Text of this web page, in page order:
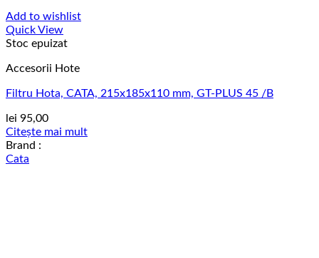
Add to wishlist
Quick View
Stoc epuizat
Accesorii Hote
Filtru Hota, CATA, 215x185x110 mm, GT-PLUS 45 /B
lei 95,00
Citește mai mult
Brand :
Cata